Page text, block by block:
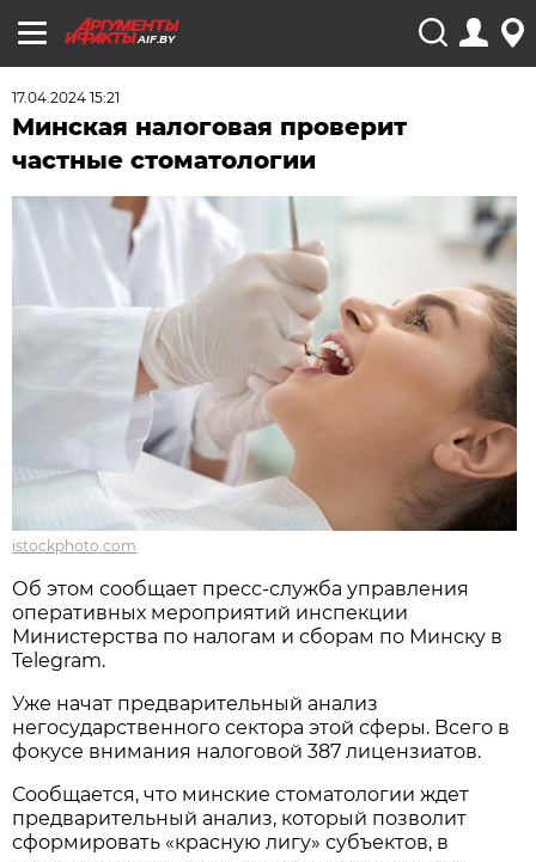
AIF.BY
17.04.2024 15:21
Минская налоговая проверит
частные стоматологии
istockphoto.com
Об этом сообщает пресс-служба управления
оперативных мероприятий инспекции
Министерства по налогам и сборам по Минску в
Telegram.
Уже начат предварительный анализ
негосударственного сектора этой сферы. Всего в
фокусе внимания налоговой 387 лицензиатов.
Сообщается, что минские стоматологии ждет
предварительный анализ, который позволит
сформировать «красную лигу» субъектов, в